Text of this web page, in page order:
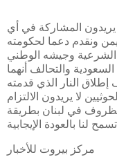
يريدون المشاركة في أي
ونقدم دعما لحكومته
الشرعية وجيشه الوطني
والتحالف أنهما
النار الذي قدمته
لا يريدون الالتزام
في لبنان بطريقة
مركز بيروت للأخبار